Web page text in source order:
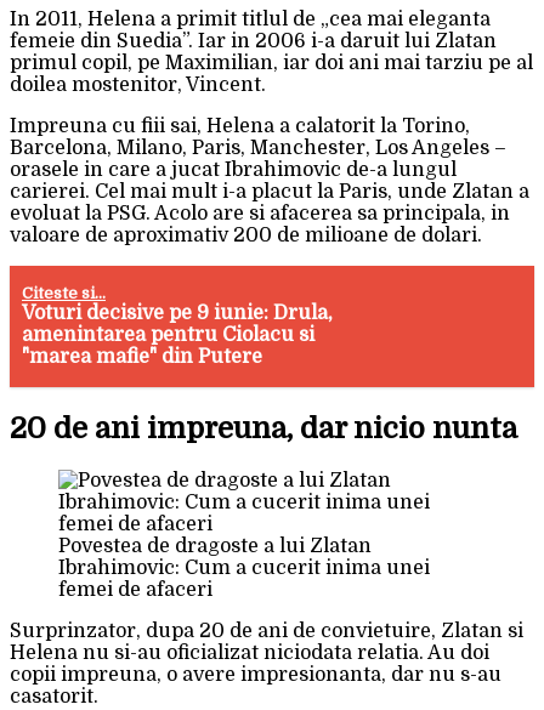
In 2011, Helena a primit titlul de „cea mai eleganta
femeie din Suedia”. Iar in 2006 i-a daruit lui Zlatan
primul copil, pe Maximilian, iar doi ani mai tarziu pe al
doilea mostenitor, Vincent.
Impreuna cu fiii sai, Helena a calatorit la Torino,
Barcelona, Milano, Paris, Manchester, Los Angeles –
orasele in care a jucat Ibrahimovic de-a lungul
carierei. Cel mai mult i-a placut la Paris, unde Zlatan a
evoluat la PSG. Acolo are si afacerea sa principala, in
valoare de aproximativ 200 de milioane de dolari.
Citeste si...
Voturi decisive pe 9 iunie: Drula,
amenintarea pentru Ciolacu si
"marea mafie" din Putere
20 de ani impreuna, dar nicio nunta
Povestea de dragoste a lui Zlatan
Ibrahimovic: Cum a cucerit inima unei
femei de afaceri
Surprinzator, dupa 20 de ani de convietuire, Zlatan si
Helena nu si-au oficializat niciodata relatia. Au doi
copii impreuna, o avere impresionanta, dar nu s-au
casatorit.